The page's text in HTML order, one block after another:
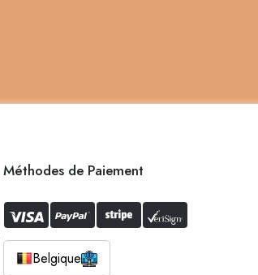
Méthodes de Paiement
Belgique